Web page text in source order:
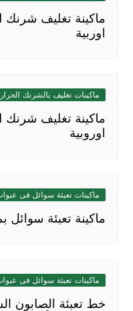
ماكينة تغليف شرنك
اوربية
ماكينات تغليف بالشرنك
ماكينة تغليف شرنك
اوروبية
ماكينات تعبئة سوائل فى
ماكينة تعبئة سوائل
ماكينات تعبئة سوائل فى
خط تعبئة الصابون